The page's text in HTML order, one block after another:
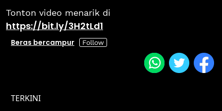
Tonton video menarik di
https://bit.ly/3H2tLd1
Beras bercampur
TERKINI